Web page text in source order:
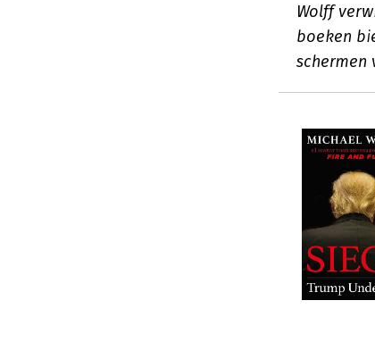
Wolff
boeken
schermen